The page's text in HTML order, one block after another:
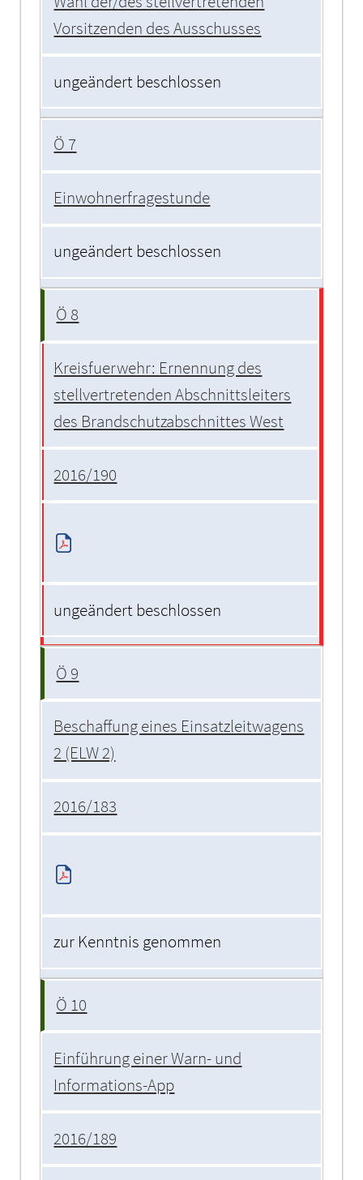
Vorsitzenden des Ausschusses
ungeändert beschlossen
Ö 7
Einwohnerfragestunde
ungeändert beschlossen
Ö 8
Kreisfuerwehr: Ernennung des
stellvertretenden Abschnittsleiters
des Brandschutzabschnittes West
2016/190
ungeändert beschlossen
Ö 9
Beschaffung eines Einsatzleitwagens
2 (ELW 2)
2016/183
zur Kenntnis genommen
Ö 10
Einführung einer Warn- und
Informations-App
2016/189